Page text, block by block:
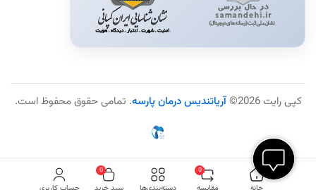
0
0
کپی رایت 2026© آریاتندیس درمان پارسه. تمامی حقوق محفوظ است.